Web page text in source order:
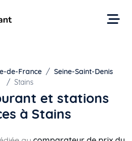
de-France
Seine-Saint-Denis
Stains
et stations
à Stains